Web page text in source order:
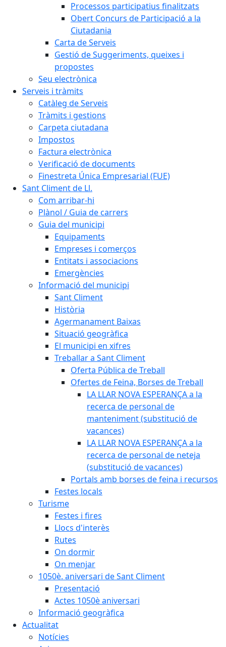
Processos participatius finalitzats
Obert Concurs de Participació a la
Ciutadania
Carta de Serveis
Gestió de Suggeriments, queixes i
propostes
Seu electrònica
Serveis i tràmits
Catàleg de Serveis
Tràmits i gestions
Carpeta ciutadana
Impostos
Factura electrònica
Verificació de documents
Finestreta Única Empresarial (FUE)
Sant Climent de Ll.
Com arribar-hi
Plànol / Guia de carrers
Guia del municipi
Equipaments
Empreses i comerços
Entitats i associacions
Emergències
Informació del municipi
Sant Climent
Història
Agermanament Baixas
Situació geogràfica
El municipi en xifres
Treballar a Sant Climent
Oferta Pública de Treball
Ofertes de Feina, Borses de Treball
LA LLAR NOVA ESPERANÇA a la
recerca de personal de
manteniment (substitució de
vacances)
LA LLAR NOVA ESPERANÇA a la
recerca de personal de neteja
(substitució de vacances)
Portals amb borses de feina i recursos
Festes locals
Turisme
Festes i fires
Llocs d'interès
Rutes
On dormir
On menjar
1050è. aniversari de Sant Climent
Presentació
Actes 1050è aniversari
Informació geogràfica
Actualitat
Notícies